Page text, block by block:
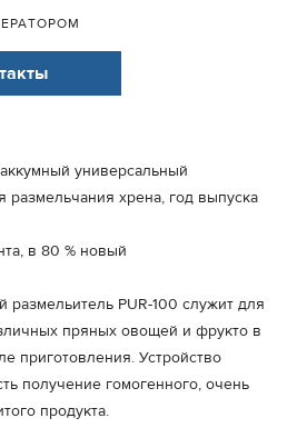
универсальный
размельчания хрена, год выпуска
в 80 % новый
PUR-100 служит для
пряных овощей и фрукто в
приготовления. Устройство
получение гомогенного, очень
продукта.